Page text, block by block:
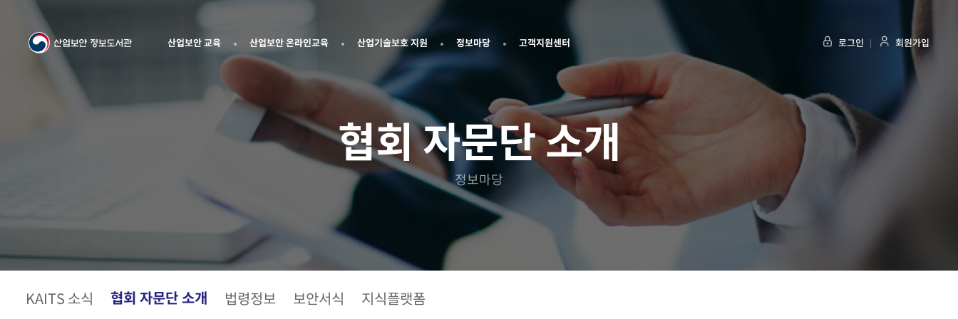
산업보안 교육 산업보안 온라인교육 산업기술보호 지원 정보마당 고객지원센터 로그인 회원가입
협회 자문단 소개
정보마당
KAITS 소식 협회 자문단 소개 법령정보 보안서식 지식플랫폼